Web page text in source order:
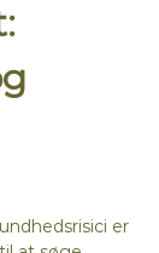
er